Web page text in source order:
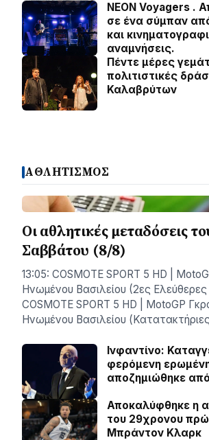
NEON Voyagers .
σε ένα σύμπαν
και
αναμνήσεις.
Πέντε μέρες
πολιτιστικές
Καλαβρύτων
ΑΘΛΗΤΙΣΜΟΣ
Οι αθλητικές μεταδόσεις
Σαββάτου (8/8)
13:05: COSMOTE SPORT 5 HD |
Ηνωμένου Βασιλείου (2ες Ελεύθερες
COSMOTE SPORT 5 HD | MotoGP
Ηνωμένου Βασιλείου
Ινφαντίνο:
φερόμενη
αποζημιώθηκε
Αποκαλύφθηκε η
του 29χρονου
Μπράντον Κλαρκ